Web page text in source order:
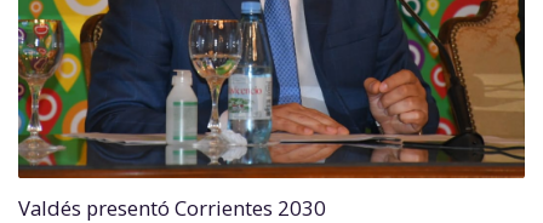
Valdés presentó Corrientes 2030